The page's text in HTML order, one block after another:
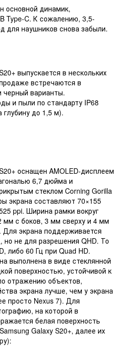
основной динамик,
Type-C. К сожалению, 3,5-
для наушников снова забыли.
выпускается в нескольких
встречаются в
черный варианты.
и пыли по стандарту IP68
глубину до 1,5 м).
оснащен AMOLED-дисплеем
6,7 дюйма и
стеклом Corning Gorilla
экрана составляют 70×155
ppi. Ширина рамки вокруг
мм с боков, 3 мм сверху и 4 мм
экрана поддерживается
но не для разрешения QHD. То
либо 60 Гц при Quad HD.
выполнена в виде стеклянной
поверхностью, устойчивой к
отражению объектов,
экрана лучше, чем у экрана
просто Nexus 7). Для
на которой в
белая поверхность
Galaxy S20+, далее их